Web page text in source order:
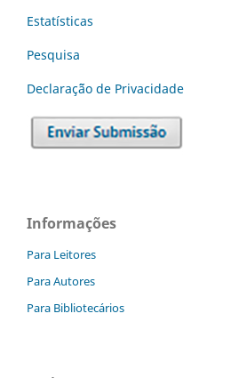
Estatísticas
Pesquisa
Declaraç˜ão de Privacidade
Informações
Para Leitores
Para Autores
Para Bibliotecários